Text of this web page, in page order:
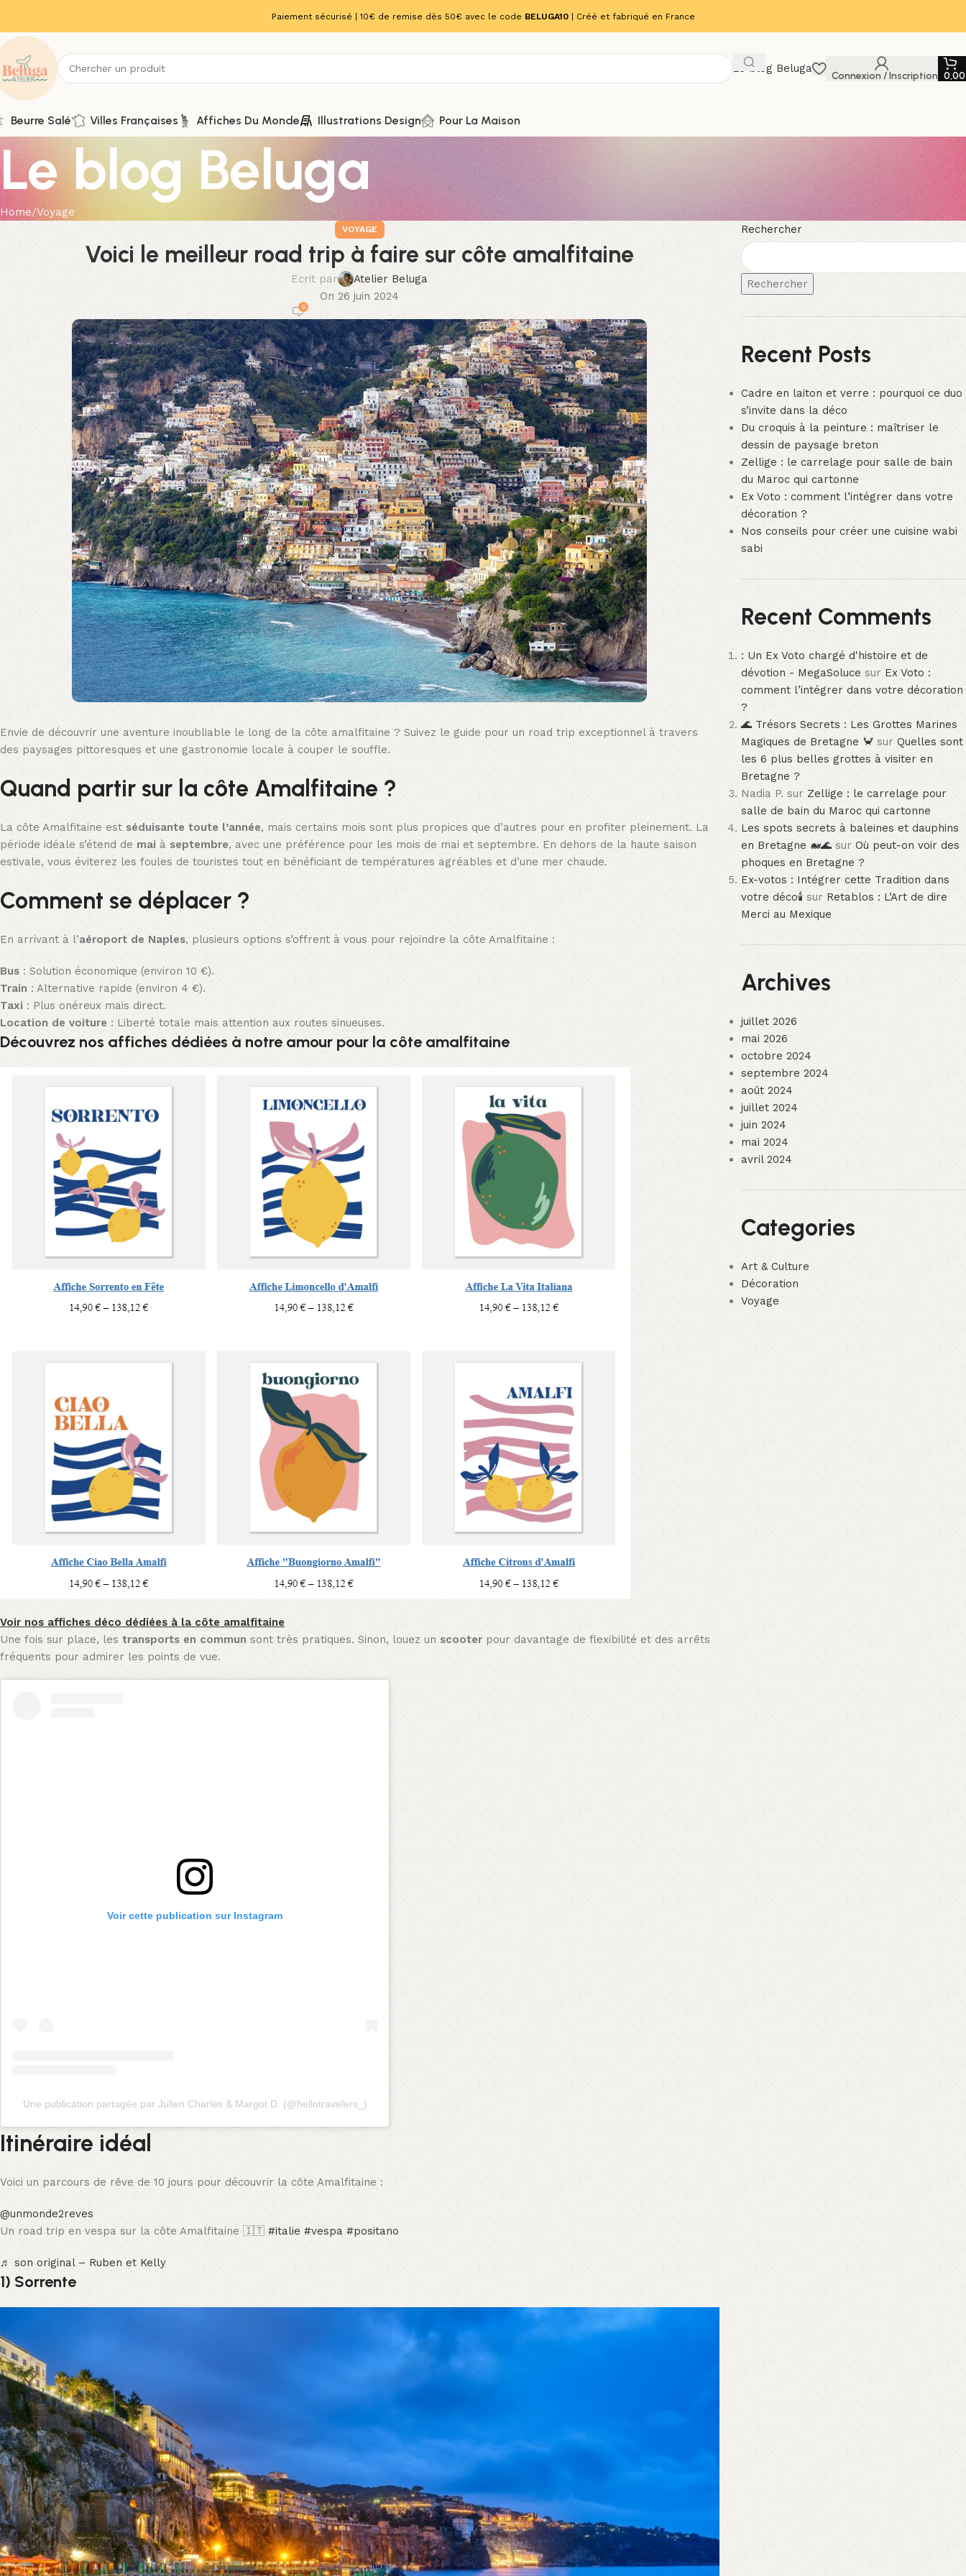
Paiement sécurisé | 10€ de remise dès 50€ avec le code BELUGA10| Créé et fabriqué en France
Le blog Beluga
Connexion / Inscription
Beurre Salé Villes Françaises Affiches Du Monde Illustrations Design Pour La Maison
Le blog Beluga
Home Voyage
VOYAGE
Voici le meilleur road trip à faire sur côte amalfitaine
Ecrit par
Atelier Beluga
On 26 juin 2024
0
Envie de découvrir une aventure inoubliable le long de la côte amalfitaine ? Suivez le guide pour un road trip exceptionnel à travers
des paysages pittoresques et une gastronomie locale à couper le souffle.
Quand partir sur la côte Amalfitaine ?
La côte Amalfitaine estséduisante toute l’année, mais certains mois sont plus propices que d’autres pour en profiter pleinement. La
période idéale s’étend demai àseptembre, avec une préférence pour les mois de mai et septembre. En dehors de la haute saison
estivale, vous éviterez les foules de touristes tout en bénéficiant de températures agréables et d’une mer chaude.
Comment se déplacer ?
En arrivant à l’aéroport de Naples, plusieurs options s’offrent à vous pour rejoindre la côte Amalfitaine :
Bus: Solution économique (environ 10 €).
Train: Alternative rapide (environ 4 €).
Taxi: Plus onéreux mais direct.
Location de voiture : Liberté totale mais attention aux routes sinueuses.
Découvrez nos affiches dédiées à notre amour pour la côte amalfitaine
Voir nos affiches déco dédiées à la côte amalfitaine
Une fois sur place, lestransports en communsont très pratiques. Sinon, louez un scooterpour davantage de flexibilité et des arrêts
fréquents pour admirer les points de vue.
Voir cette publication sur Instagram
Une publication partagée par Julien Charles & Margot D. (@hellotravelers_)
Itinéraire idéal
Voici un parcours de rêve de 10 jours pour découvrir la côte Amalfitaine :
@unmonde2reves
Un road trip en vespa sur la côte Amalfitaine 🇮🇹#italie #vespa #positano
♬ son original – Ruben et Kelly
1) Sorrente
Rechercher
Rechercher
Recent Posts
Cadre en laiton et verre : pourquoi ce duo
s’invite dans la déco
Du croquis à la peinture : maîtriser le
dessin de paysage breton
Zellige : le carrelage pour salle de bain
du Maroc qui cartonne
Ex Voto : comment l’intégrer dans votre
décoration ?
Nos conseils pour créer une cuisine wabi
sabi
Recent Comments
: Un Ex Voto chargé d'histoire et de
dévotion - MegaSoluce surEx Voto :
comment l’intégrer dans votre décoration
?
🌊 Trésors Secrets : Les Grottes Marines
Magiques de Bretagne 🦀surQuelles sont
les 6 plus belles grottes à visiter en
Bretagne ?
Nadia P. surZellige : le carrelage pour
salle de bain du Maroc qui cartonne
Les spots secrets à baleines et dauphins
en Bretagne 🐋🌊surOù peut-on voir des
phoques en Bretagne ?
Ex-votos : Intégrer cette Tradition dans
votre déco🕯️sur Retablos : L’Art de dire
Merci au Mexique
Archives
juillet 2026
mai 2026
octobre 2024
septembre 2024
août 2024
juillet 2024
juin 2024
mai 2024
avril 2024
Categories
Art & Culture
Décoration
Voyage